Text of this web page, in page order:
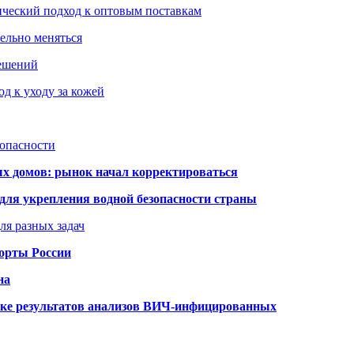
подход к оптовым поставкам
меняться
к уходу за кожей
домов: рынок начал корректироваться
укрепления водной безопасности страны
разных задач
России
результатов анализов ВИЧ-инфицированных